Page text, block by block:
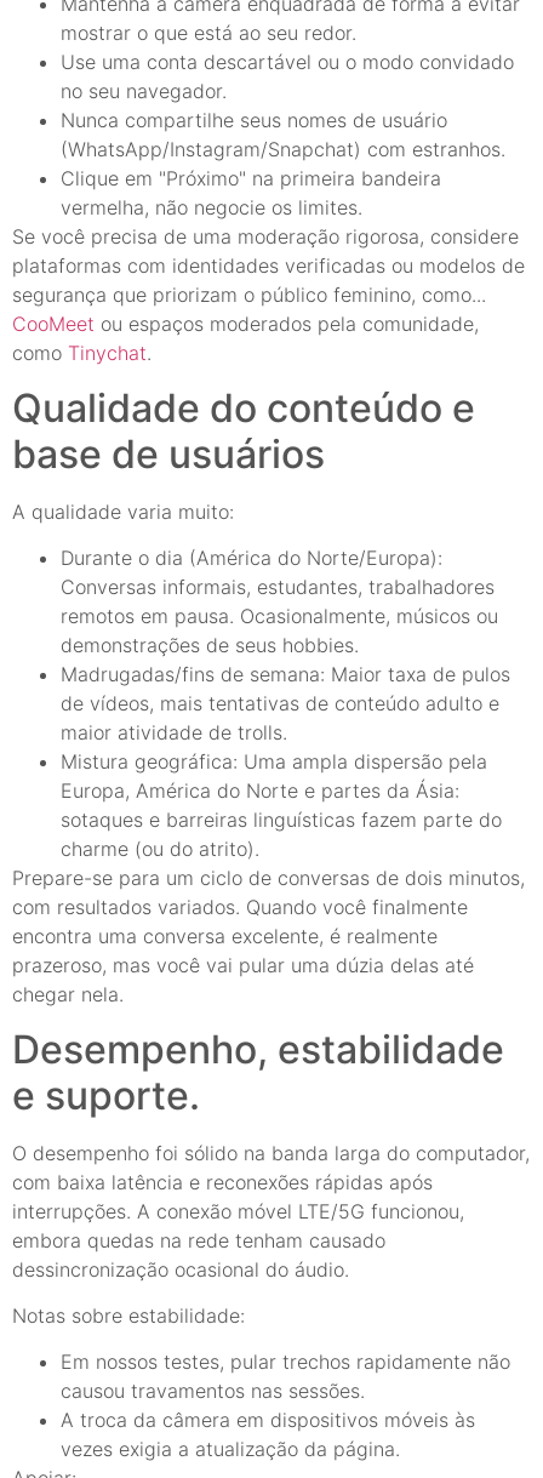
mostrar o que está ao seu redor.
Use uma conta descartável ou o modo convidado
no seu navegador.
Nunca compartilhe seus nomes de usuário
(WhatsApp/Instagram/Snapchat) com estranhos.
Clique em "Próximo" na primeira bandeira
vermelha, não negocie os limites.
Se você precisa de uma moderação rigorosa, considere
plataformas com identidades verificadas ou modelos de
segurança que priorizam o público feminino, como...
CooMeet ou espaços moderados pela comunidade,
como Tinychat.
Qualidade do conteúdo e
base de usuários
A qualidade varia muito:
Durante o dia (América do Norte/Europa):
Conversas informais, estudantes, trabalhadores
remotos em pausa. Ocasionalmente, músicos ou
demonstrações de seus hobbies.
Madrugadas/fins de semana: Maior taxa de pulos
de vídeos, mais tentativas de conteúdo adulto e
maior atividade de trolls.
Mistura geográfica: Uma ampla dispersão pela
Europa, América do Norte e partes da Ásia:
sotaques e barreiras linguísticas fazem parte do
charme (ou do atrito).
Prepare-se para um ciclo de conversas de dois minutos,
com resultados variados. Quando você finalmente
encontra uma conversa excelente, é realmente
prazeroso, mas você vai pular uma dúzia delas até
chegar nela.
Desempenho, estabilidade
e suporte.
O desempenho foi sólido na banda larga do computador,
com baixa latência e reconexões rápidas após
interrupções. A conexão móvel LTE/5G funcionou,
embora quedas na rede tenham causado
dessincronização ocasional do áudio.
Notas sobre estabilidade:
Em nossos testes, pular trechos rapidamente não
causou travamentos nas sessões.
A troca da câmera em dispositivos móveis às
vezes exigia a atualização da página.